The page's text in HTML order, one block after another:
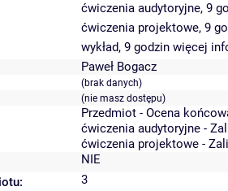
ćwiczenia audytoryjne, 9
ćwiczenia projektowe, 9
wykład, 9 godzin więcej
Paweł Bogacz
(brak danych)
(nie masz dostępu)
Przedmiot - Ocena
ćwiczenia audytoryjne -
ćwiczenia projektowe -
NIE
3